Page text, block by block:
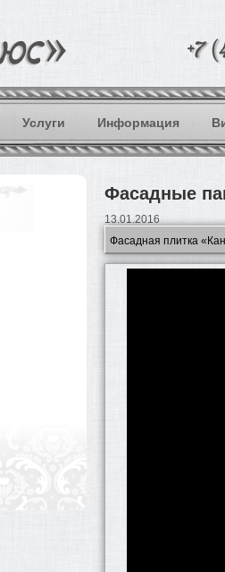
Услуги Информация
Фасадные
13.01.2016
Фасадная плитка